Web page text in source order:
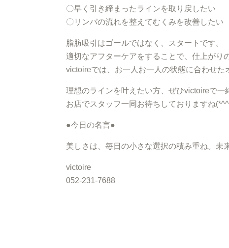
〇早く引き締まったラインを取り戻したい
〇リンパの流れを整えてむくみを改善したい
脂肪吸引はゴールではなく、スタートです。
適切なアフターケアをすることで、仕上がり
victoireでは、お一人お一人の状態に合わせた
理想のラインを叶えたい方、ぜひvictoireで一
お店でスタッフ一同お待ちしておりますね
●今日の名言●
美しさは、毎日の小さな選択の積み重ね。未
victoire
052-231-7688